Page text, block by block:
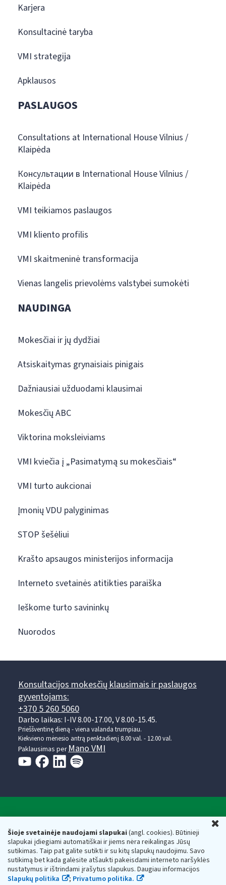
Šioje svetainėje naudojami slapukai(angl. cookies). Būtinieji
slapukai įdiegiami automatiškai ir jiems nėra reikalingas Jūsų
sutikimas. Taip pat galite sutikti ir su kitų slapukų naudojimu. Savo
sutikimą bet kada galėsite atšaukti pakeisdami interneto naršyklės
nustatymus ir ištrindami įrašytus slapukus. Daugiau informacijos
Slapukų politika
; Privatumo politika.
Karjera
Konsultacinė taryba
VMI strategija
Apklausos
PASLAUGOS
Consultations at International House Vilnius /
Klaipėda
Консультации в International House Vilnius /
Klaipėda
VMI teikiamos paslaugos
VMI kliento profilis
VMI skaitmeninė transformacija
Vienas langelis prievolėms valstybei sumokėti
NAUDINGA
Mokesčiai ir jų dydžiai
Atsiskaitymas grynaisiais pinigais
Dažniausiai užduodami klausimai
Mokesčių ABC
Viktorina moksleiviams
VMI kviečia į „Pasimatymą su mokesčiais“
VMI turto aukcionai
Įmonių VDU palyginimas
STOP šešėliui
Krašto apsaugos ministerijos informacija
Interneto svetainės atitikties paraiška
Ieškome turto savininkų
Nuorodos
Konsultacijos mokesčių klausimais ir paslaugos
gyventojams:
+370 5 260 5060
Darbo laikas: I-IV 8.00-17.00, V 8.00-15.45.
Prieššventinę dieną - viena valanda trumpiau.
Kiekvieno mėnesio antrą penktadienį 8.00 val. - 12.00 val.
Paklausimas per Mano VMI
Respublikos finansų ministerijos
Biudžetinė įstaiga. Juridinio asmens kodas — 188659752,
adresas: Vasario 16-osios g. 14, 01107 Vilnius, Lietuva, el.paštas:
vmi@vmi.lt, E. pristatymo dėžutės adresas 188659752
Duomenys apie Valstybinę mokesčių inspekciją prie Lietuvos
Respublikos finansų ministerijos kaupiami ir saugomi Juridinių